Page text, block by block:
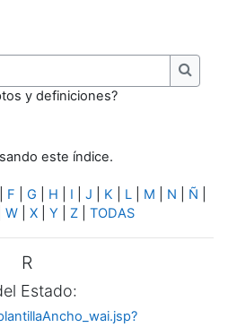
Buscar
y definiciones?
este índice.
F G H I J K L M N Ñ
W X Y Z TODAS
R
Estado: